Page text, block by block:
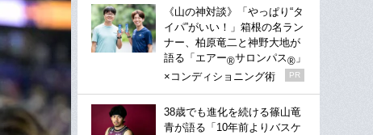
《山の神対談》「やっぱり“タ
イパ”がいい！」箱根の名ラン
ナー、柏原竜二と神野大地が
語る「エアー®サロンパス® 」
×コンディショニング術
PR
38歳でも進化を続ける篠山竜
青が語る「10年前よりバスケ